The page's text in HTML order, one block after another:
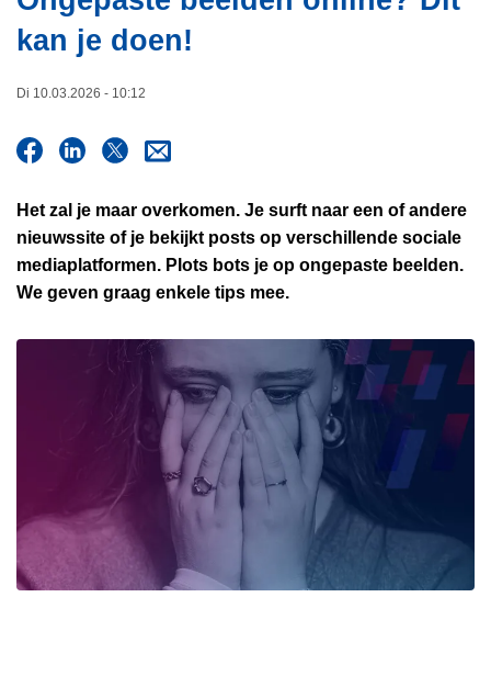
i
ekan je doen!
Di 10.03.2026 - 10:12
Het zal je maar overkomen. Je surft naar een of andere
nieuwssite of je bekijkt posts op verschillende sociale
mediaplatformen. Plots bots je op ongepaste beelden.
We geven graag enkele tips mee.